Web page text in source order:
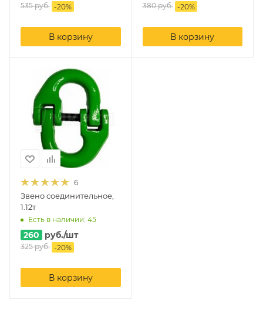
535руб. -20%
В корзину
380руб. -20%
В корзину
6
Звено соединительное,
1.12т
Есть в наличии: 45
260 руб./шт
325руб. -20%
В корзину